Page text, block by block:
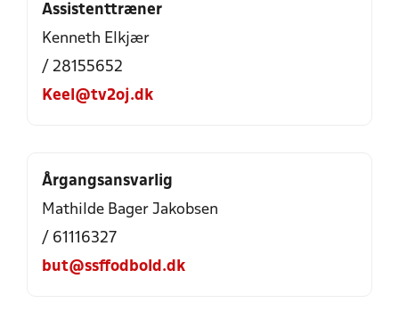
Assistenttræner
Kenneth Elkjær
/ 28155652
Keel@tv2oj.dk
Årgangsansvarlig
Mathilde Bager Jakobsen
/ 61116327
but@ssffodbold.dk